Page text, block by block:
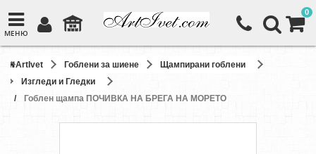
МЕНЮ
0
ArtIvet Гоблени за шиене
Щампирани гоблени
Изгледи и Гледки
Гоблен щампа ПОЧИВКА НА БРЕГА НА МОРЕТО